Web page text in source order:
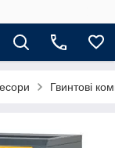
Гвинтові